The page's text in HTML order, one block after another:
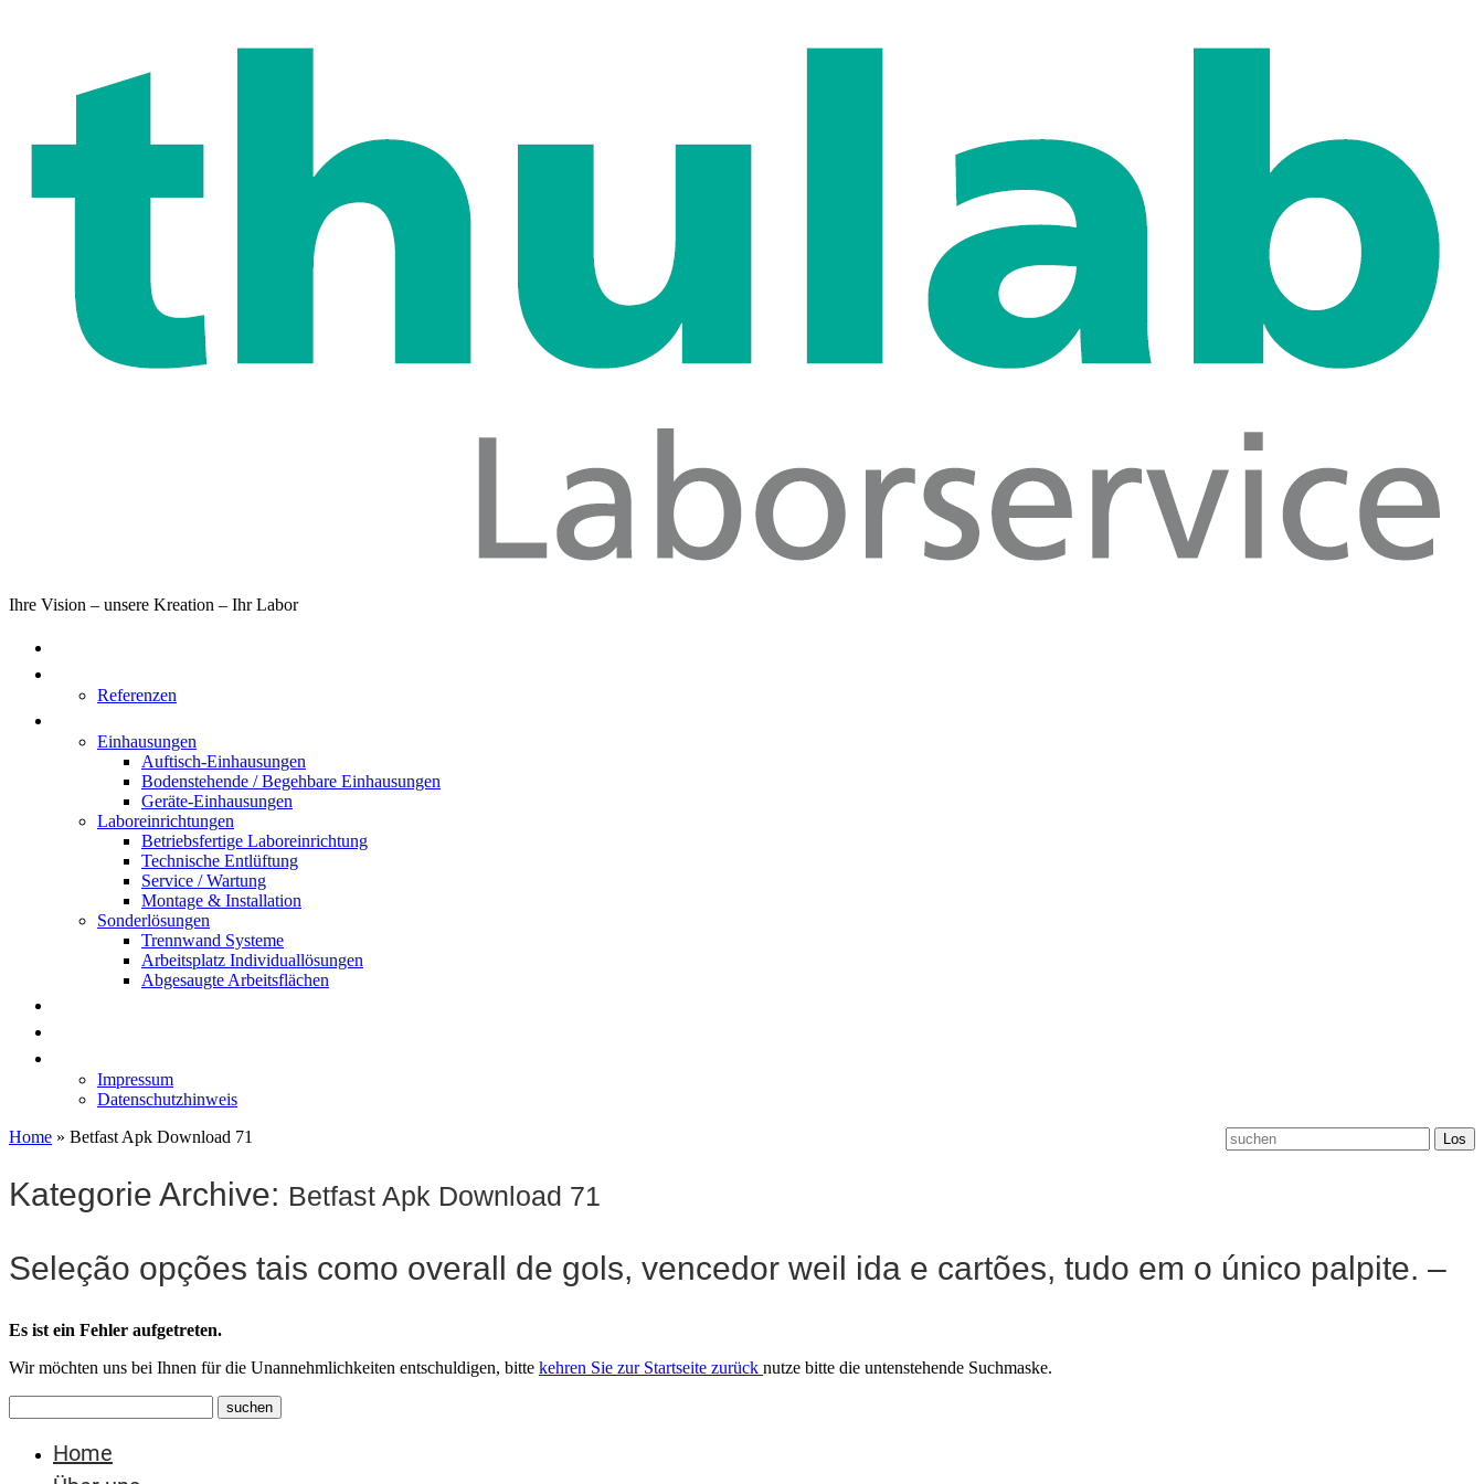
Ihre Vision – unsere Kreation – Ihr Labor
Referenzen
Einhausungen
Auftisch-Einhausungen
Bodenstehende / Begehbare Einhausungen
Geräte-Einhausungen
Laboreinrichtungen
Betriebsfertige Laboreinrichtung
Technische Entlüftung
Service / Wartung
Montage & Installation
Sonderlösungen
Trennwand Systeme
Arbeitsplatz Individuallösungen
Abgesaugte Arbeitsflächen
Impressum
Datenschutzhinweis
Home » Betfast Apk Download 71
Kategorie Archive: Betfast Apk Download 71
Seleção opções tais como overall de gols, vencedor weil ida e cartões, tudo em o único palpite. –
Es ist ein Fehler aufgetreten.
Wir möchten uns bei Ihnen für die Unannehmlichkeiten entschuldigen, bitte kehren Sie zur Startseite zurück nutze bitte die untenstehende Suchmaske.
Home